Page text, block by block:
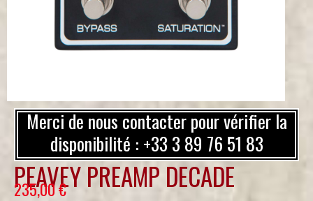
Merci de nous contacter pour vérifier la
disponibilité : +33 3 89 76 51 83
PEAVEY PREAMP DECADE
235,00€